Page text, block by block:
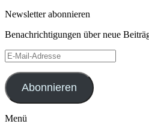
Newsletter abonnieren
Benachrichtigungen über neue
E-
Mail-
Adresse
Abonnieren
Menü